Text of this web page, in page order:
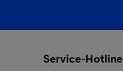
Service-Hotline